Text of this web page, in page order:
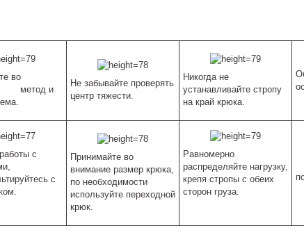
во
метод и
Не забывайте проверять
центр тяжести.
Никогда не
устанавливайте стропу
на край крюка.
с
с
Принимайте во
внимание размер крюка,
по необходимости
используйте переходной
крюк.
Равномерно
распределяйте нагрузку,
крепя стропы с обеих
сторон груза.